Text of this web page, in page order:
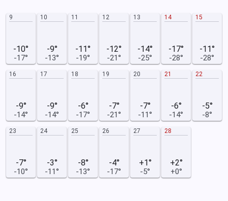
9
-10°
-17°
10
-9°
-13°
11
-11°
-19°
12
-12°
-21°
13
-14°
-25°
14
-17°
-28°
15
-11°
-28°
16
-9°
-14°
17
-9°
-14°
18
-6°
-17°
19
-7°
-21°
20
-7°
-11°
21
-6°
-14°
22
-5°
-8°
23
-7°
-10°
24
-3°
-11°
25
-8°
-13°
26
-4°
-17°
27
+1°
-5°
28
+2°
+0°